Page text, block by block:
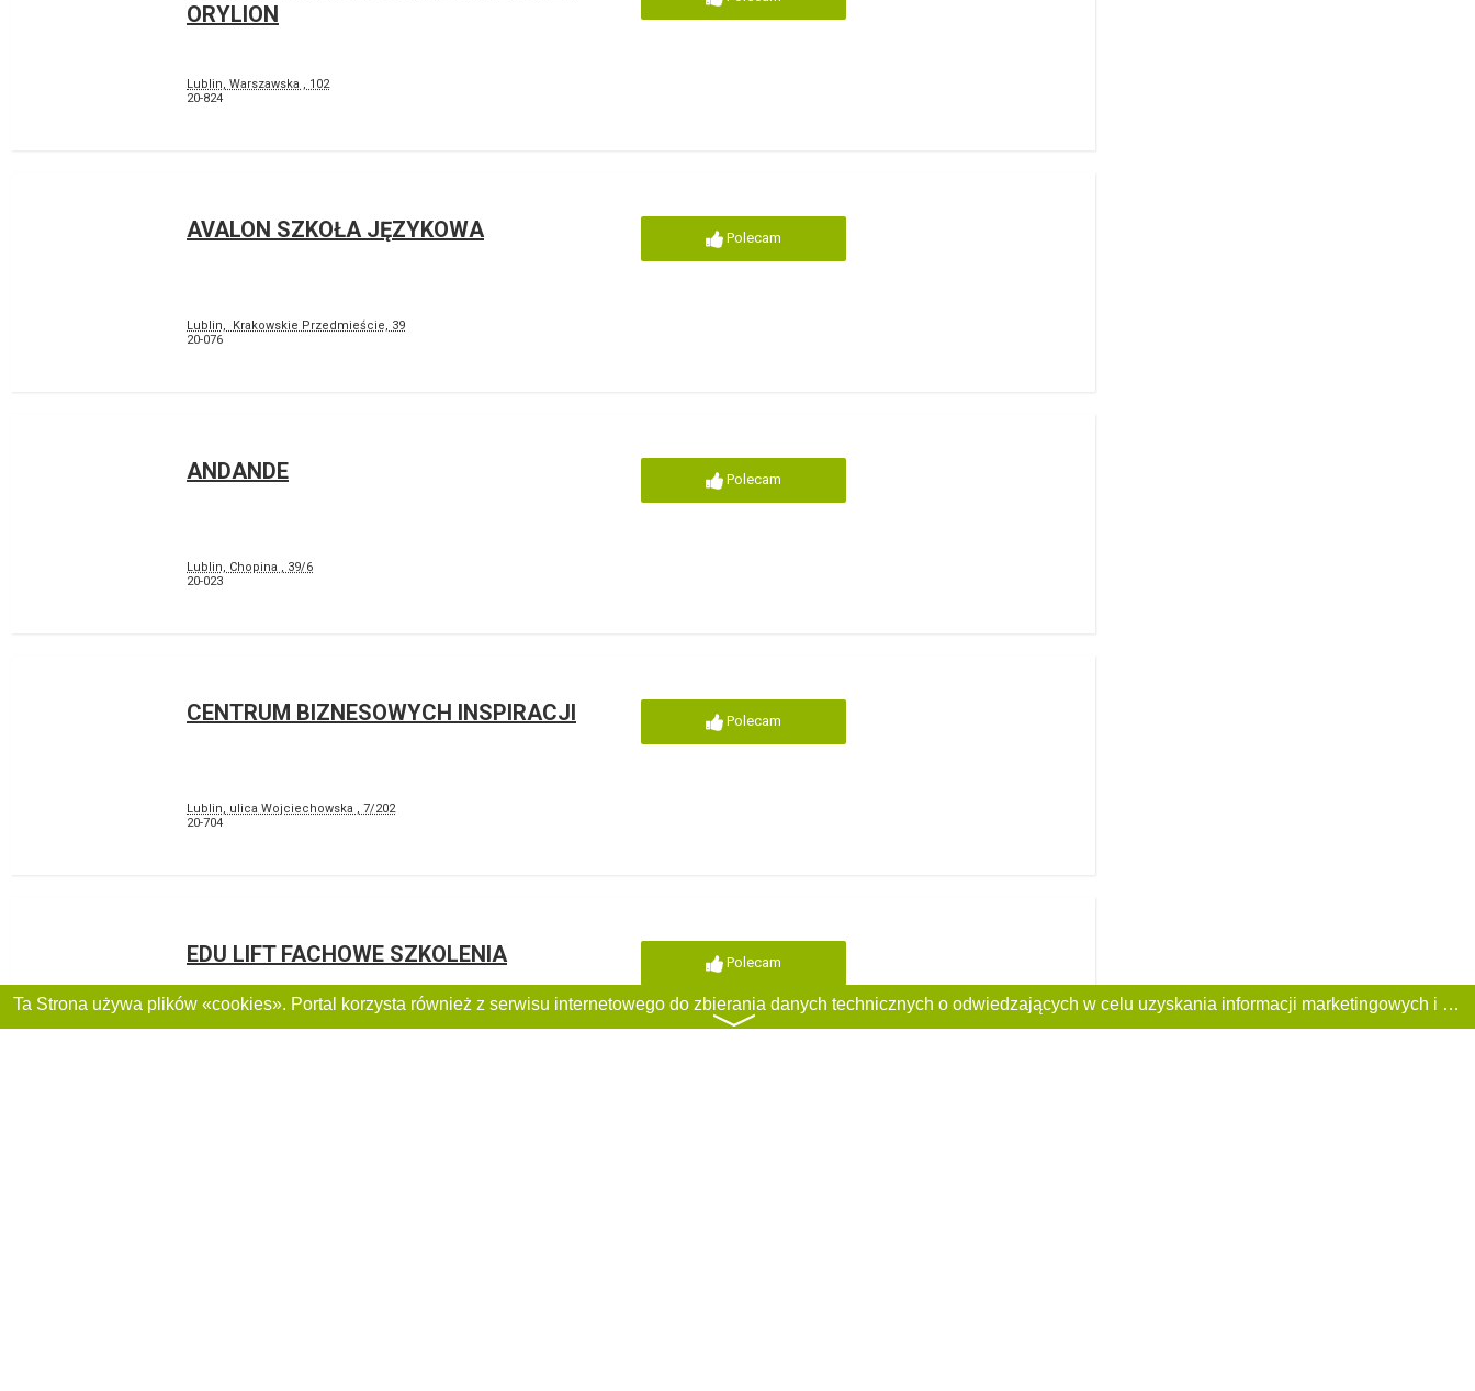
ORYLION
Lublin, Warszawska , 102
20-824
AVALON SZKOŁA JĘZYKOWA
Lublin, Krakowskie Przedmieście, 39
20-076
Polecam
ANDANDE
Lublin, Chopina , 39/6
20-023
Polecam
CENTRUM BIZNESOWYCH INSPIRACJI
Lublin, ulica Wojciechowska , 7/202
20-704
Polecam
EDU LIFT FACHOWE SZKOLENIA Polecam
Ta Strona używa plików «cookies». Portal korzysta również z serwisu internetowego do zbierania danych technicznych o odwiedzających w celu uzyskania informacji marketingowych i statystycznych. Warunki przetwarzania danych odwiedzających Stronę, patrz:
〉